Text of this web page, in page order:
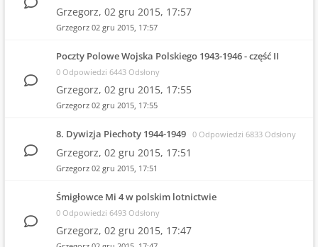
Grzegorz, 02 gru 2015, 17:57
Grzegorz 02 gru 2015, 17:57
Poczty Polowe Wojska Polskiego 1943-1946 - część II
0 Odpowiedzi 6443 Odsłony
Grzegorz, 02 gru 2015, 17:55
Grzegorz 02 gru 2015, 17:55
8. Dywizja Piechoty 1944-1949 0 Odpowiedzi 6833 Odsłony
Grzegorz, 02 gru 2015, 17:51
Grzegorz 02 gru 2015, 17:51
Śmigłowce Mi 4 w polskim lotnictwie
0 Odpowiedzi 6493 Odsłony
Grzegorz, 02 gru 2015, 17:47